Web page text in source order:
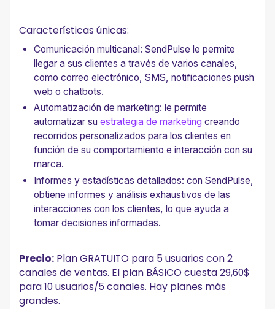
Características únicas:
Comunicación multicanal: SendPulse le permite
llegar a sus clientes a través de varios canales,
como correo electrónico, SMS, notificaciones push
web o chatbots.
Automatización de marketing: le permite
automatizar suestrategia de marketing creando
recorridos personalizados para los clientes en
función de su comportamiento e interacción con su
marca.
Informes y estadísticas detallados: con SendPulse,
obtiene informes y análisis exhaustivos de las
interacciones con los clientes, lo que ayuda a
tomar decisiones informadas.
Precio: Plan GRATUITO para 5 usuarios con 2
canales de ventas. El plan BÁSICO cuesta 29,60$
para 10 usuarios/5 canales. Hay planes más
grandes.